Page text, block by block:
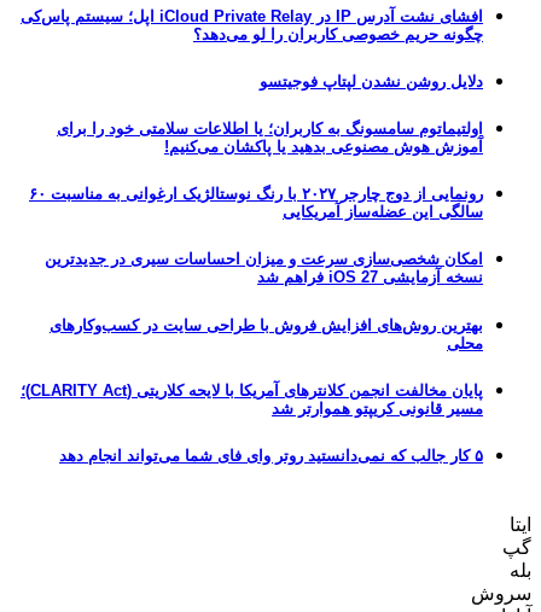
افشای نشت آدرس IP در iCloud Private Relay اپل؛ سیستم پاس‌کی
چگونه حریم خصوصی کاربران را لو می‌دهد؟
دلایل روشن نشدن لپتاپ فوجیتسو
اولتیماتوم سامسونگ به کاربران؛ یا اطلاعات سلامتی خود را برای
آموزش هوش مصنوعی بدهید یا پاکشان می‌کنیم!
رونمایی از دوج چارجر ۲۰۲۷ با رنگ نوستالژیک ارغوانی به مناسبت ۶۰
سالگی این عضله‌ساز آمریکایی
امکان شخصی‌سازی سرعت و میزان احساسات سیری در جدیدترین
نسخه آزمایشی iOS 27 فراهم شد
بهترین روش‌های افزایش فروش با طراحی سایت در کسب‌وکارهای
محلی
پایان مخالفت انجمن کلانترهای آمریکا با لایحه کلاریتی (CLARITY Act)؛
مسیر قانونی کریپتو هموارتر شد
۵ کار جالب که نمی‌دانستید روتر وای فای شما می‌تواند انجام دهد
ایتا
گپ
بله
سروش